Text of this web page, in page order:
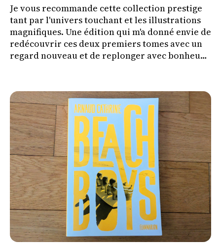
Je vous recommande cette collection prestige
tant par l'univers touchant et les illustrations
magnifiques. Une édition qui m'a donné envie de
redécouvrir ces deux premiers tomes avec un
regard nouveau et de replonger avec bonheur